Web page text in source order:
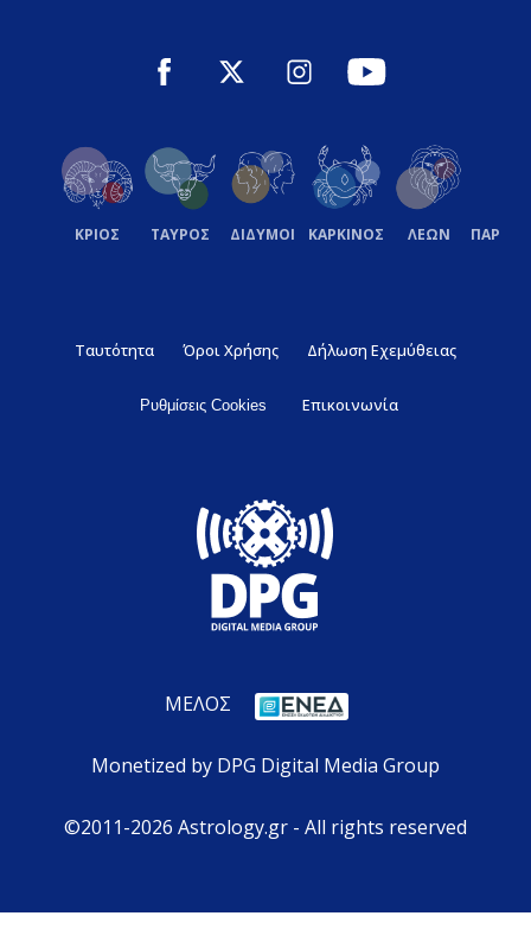
ΚΡΙΟΣ ΤΑΥΡΟΣ ΔΙΔΥΜΟΙ ΚΑΡΚΙΝΟΣ ΛΕΩΝ
Ταυτότητα Όροι Χρήσης Δήλωση Εχεμύθειας
Ρυθμίσεις Cookies Επικοινωνία
ΜΕΛΟΣ
Monetized by DPG Digital Media Group
©2011-2026 Astrology.gr - All rights reserved